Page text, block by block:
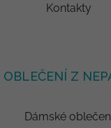
Kontakty
OBLEČENÍ Z
Dámské